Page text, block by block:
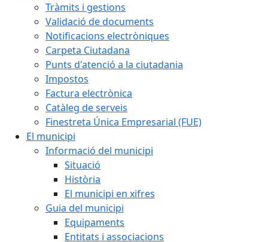
Tràmits i gestions
Validació de documents
Notificacions electròniques
Carpeta Ciutadana
Punts d'atenció a la ciutadania
Impostos
Factura electrònica
Catàleg de serveis
Finestreta Única Empresarial (FUE)
El municipi
Informació del municipi
Situació
Història
El municipi en xifres
Guia del municipi
Equipaments
Entitats i associacions